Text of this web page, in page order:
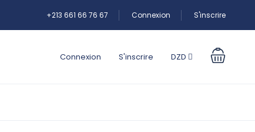
+213 661 66 76 67 Connexion S'inscrire
Connexion S'inscrire DZD